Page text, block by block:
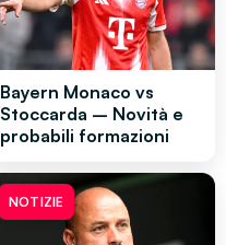
Bayern Monaco vs
Stoccarda – Novità e
probabili formazioni
NOTIZIE